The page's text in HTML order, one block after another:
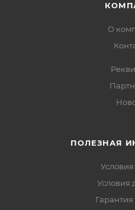
О
ПОЛЕЗНАЯ
Условия
Гарантия